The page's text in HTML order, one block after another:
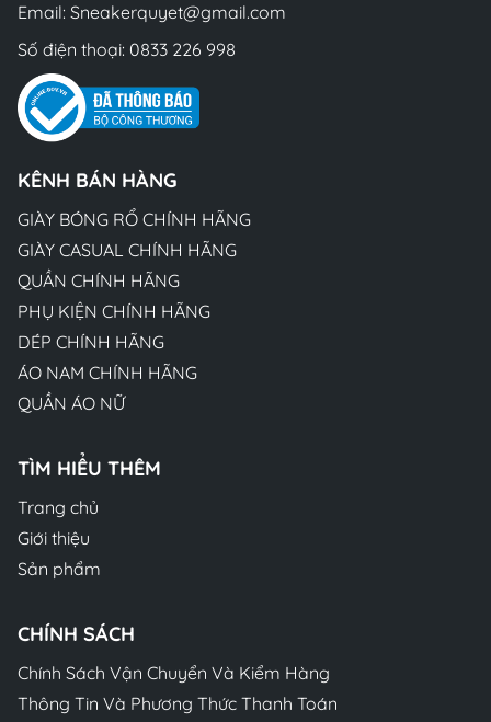
Email: Sneakerquyet@gmail.com
Số điện thoại: 0833 226 998
KÊNH BÁN HÀNG
GIÀY BÓNG RỔ CHÍNH HÃNG
GIÀY CASUAL CHÍNH HÃNG
QUẦN CHÍNH HÃNG
PHỤ KIỆN CHÍNH HÃNG
DÉP CHÍNH HÃNG
ÁO NAM CHÍNH HÃNG
QUẦN ÁO NỮ
TÌM HIỂU THÊM
Trang chủ
Giới thiệu
Sản phẩm
CHÍNH SÁCH
Chính Sách Vận Chuyển Và Kiểm Hàng
Thông Tin Và Phương Thức Thanh Toán